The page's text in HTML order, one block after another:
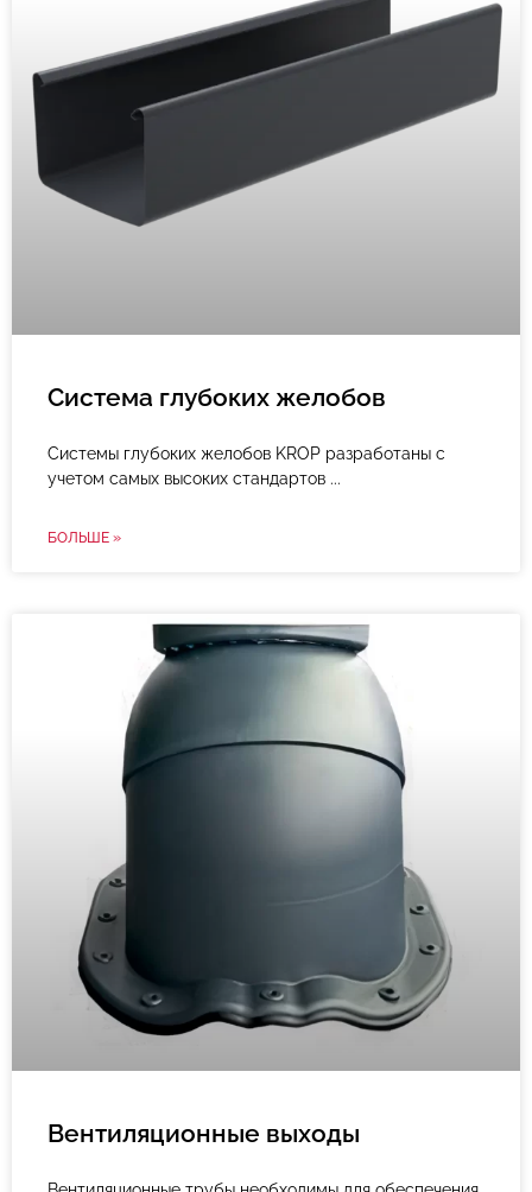
Система глубоких желобов
Системы глубоких желобов KROP разработаны с
учетом самых высоких стандартов
БОЛЬШЕ »
Вентиляционные выходы